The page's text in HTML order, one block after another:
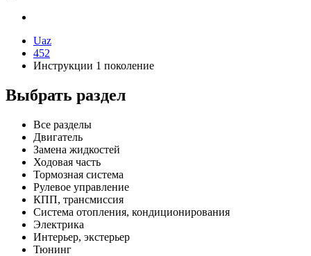
Uaz
452
Инструкции 1 поколение
Выбрать раздел
Все разделы
Двигатель
Замена жидкостей
Ходовая часть
Тормозная система
Рулевое управление
КПП, трансмиссия
Система отопления, кондиционирования
Электрика
Интерьер, экстерьер
Тюнинг